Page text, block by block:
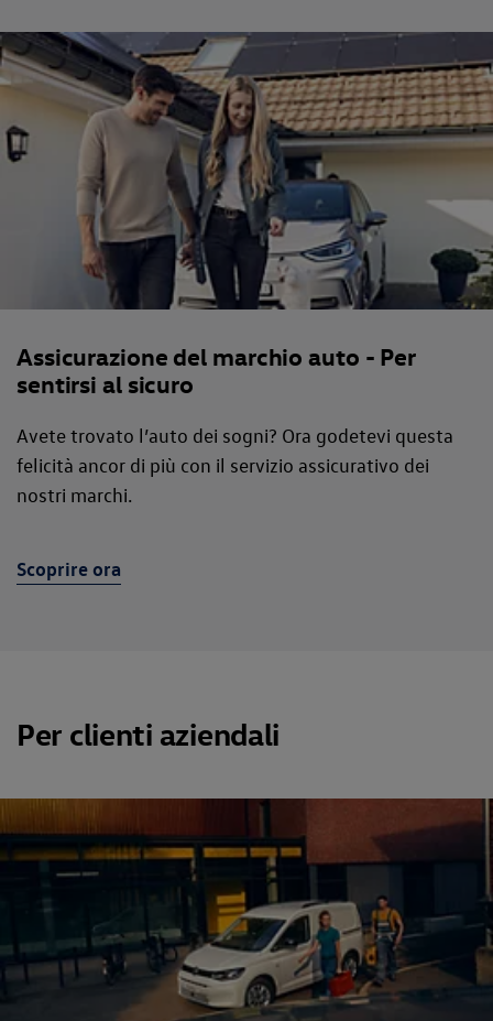
Assicurazione del marchio auto - Per
sentirsi al sicuro
Avete trovato l’auto dei sogni? Ora godetevi questa
felicità ancor di più con il servizio assicurativo dei
nostri marchi.
Scoprire ora
Per clienti aziendali